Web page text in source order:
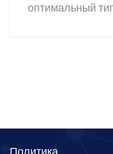
оптимальный
Политика